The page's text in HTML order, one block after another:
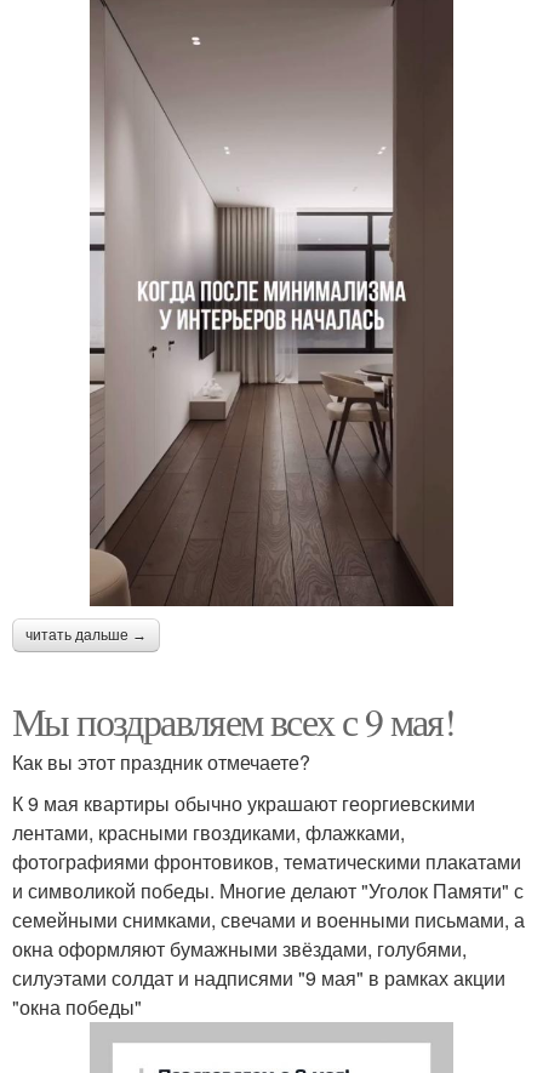
читать дальше →
Мы поздравляем всех с 9 мая!
Как вы этот праздник отмечаете?
К 9 мая квартиры обычно украшают георгиевскими
лентами, красными гвоздиками, флажками,
фотографиями фронтовиков, тематическими плакатами
и символикой победы. Многие делают "Уголок Памяти" с
семейными снимками, свечами и военными письмами, а
окна оформляют бумажными звёздами, голубями,
силуэтами солдат и надписями "9 мая" в рамках акции
"окна победы"